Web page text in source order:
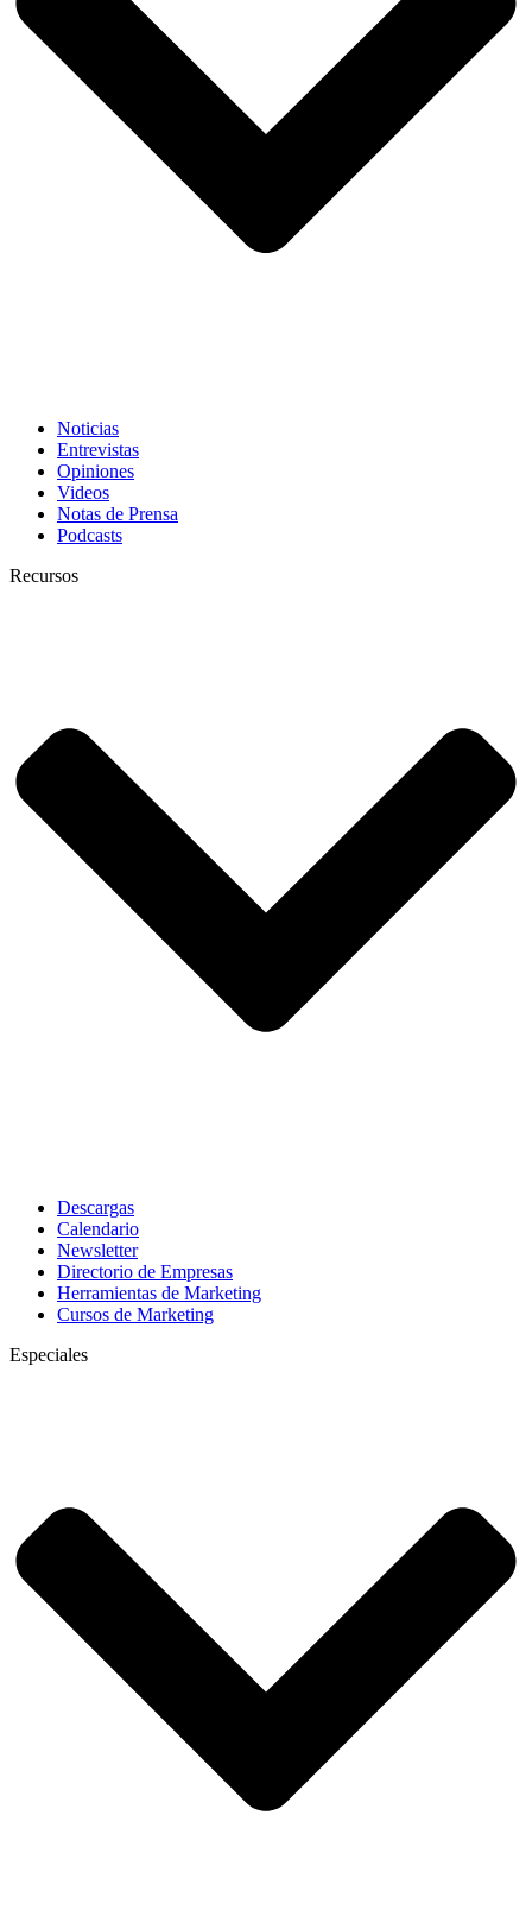
Noticias
Entrevistas
Opiniones
Videos
Notas de Prensa
Podcasts
Recursos
Descargas
Calendario
Newsletter
Directorio de Empresas
Herramientas de Marketing
Cursos de Marketing
Especiales